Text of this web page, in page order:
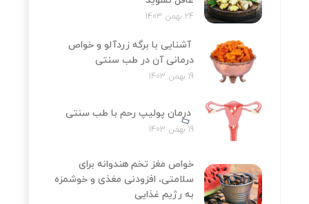
24 بهمن 1403
آشنایی با برگه زردآلو و خواص
درمانی آن در طب سنتی
19 بهمن 1403
درمان پولیپ رحم با طب سنتی
19 بهمن 1403
خواص مغز تخم هندوانه برای
سلامتی، افزودنی مغذی و خوشمزه
به رژیم غذایی